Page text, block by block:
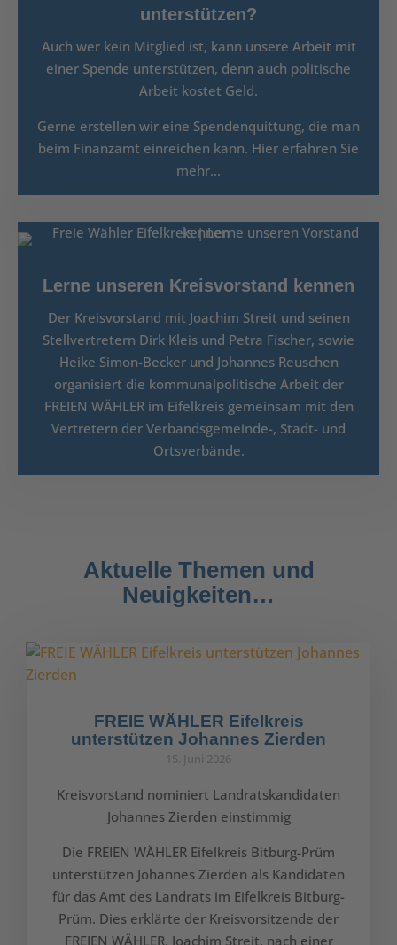
unterstützen?
Auch wer kein Mitglied ist, kann unsere Arbeit mit
einer Spende unterstützen, denn auch politische
Arbeit kostet Geld.
Gerne erstellen wir eine Spendenquittung, die man
beim Finanzamt einreichen kann. Hier erfahren Sie
mehr…
Lerne unseren Kreisvorstand kennen
Der Kreisvorstand mit Joachim Streit und seinen
Stellvertretern Dirk Kleis und Petra Fischer, sowie
Heike Simon-Becker und Johannes Reuschen
organisiert die kommunalpolitische Arbeit der
FREIEN WÄHLER im Eifelkreis gemeinsam mit den
Vertretern der Verbandsgemeinde-, Stadt- und
Ortsverbände.
Aktuelle Themen und
Neuigkeiten…
FREIE WÄHLER Eifelkreis
unterstützen Johannes Zierden
15. Juni 2026
Kreisvorstand nominiert Landratskandidaten
Johannes Zierden einstimmig
Die FREIEN WÄHLER Eifelkreis Bitburg-Prüm
unterstützen Johannes Zierden als Kandidaten
für das Amt des Landrats im Eifelkreis Bitburg-
Prüm. Dies erklärte der Kreisvorsitzende der
FREIEN WÄHLER, Joachim Streit, nach einer